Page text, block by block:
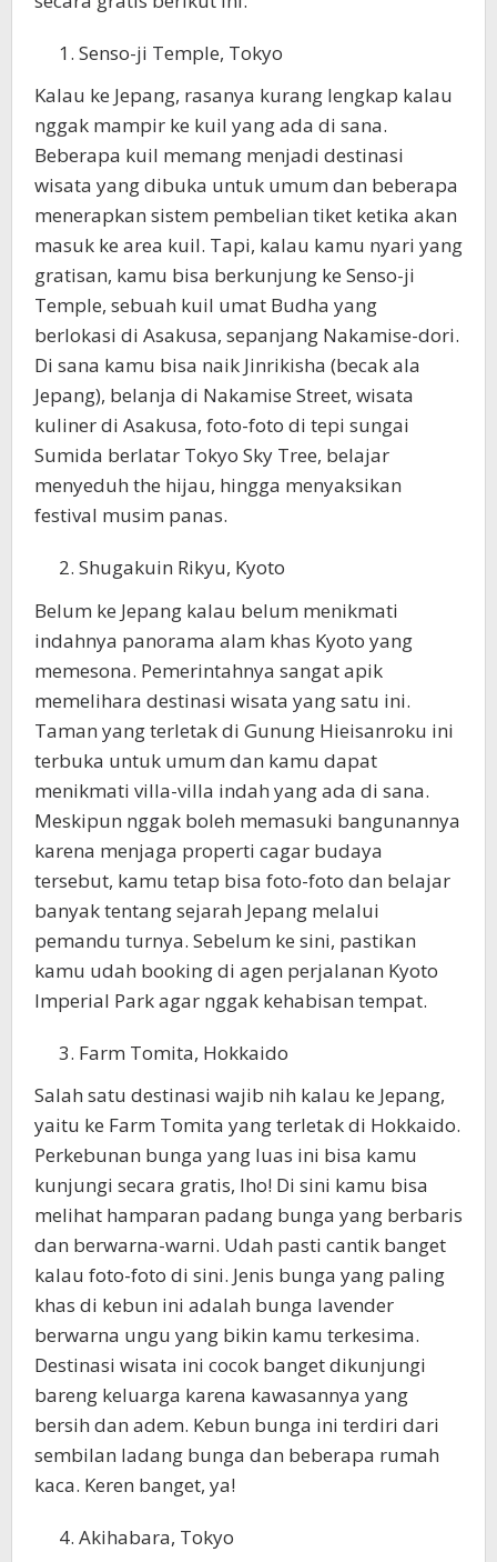
Senso-ji Temple, Tokyo
Kalau ke Jepang, rasanya kurang lengkap kalau
nggak mampir ke kuil yang ada di sana.
Beberapa kuil memang menjadi destinasi
wisata yang dibuka untuk umum dan beberapa
menerapkan sistem pembelian tiket ketika akan
masuk ke area kuil. Tapi, kalau kamu nyari yang
gratisan, kamu bisa berkunjung ke Senso-ji
Temple, sebuah kuil umat Budha yang
berlokasi di Asakusa, sepanjang Nakamise-dori.
Di sana kamu bisa naik Jinrikisha (becak ala
Jepang), belanja di Nakamise Street, wisata
kuliner di Asakusa, foto-foto di tepi sungai
Sumida berlatar Tokyo Sky Tree, belajar
menyeduh the hijau, hingga menyaksikan
festival musim panas.
Shugakuin Rikyu, Kyoto
Belum ke Jepang kalau belum menikmati
indahnya panorama alam khas Kyoto yang
memesona. Pemerintahnya sangat apik
memelihara destinasi wisata yang satu ini.
Taman yang terletak di Gunung Hieisanroku ini
terbuka untuk umum dan kamu dapat
menikmati villa-villa indah yang ada di sana.
Meskipun nggak boleh memasuki bangunannya
karena menjaga properti cagar budaya
tersebut, kamu tetap bisa foto-foto dan belajar
banyak tentang sejarah Jepang melalui
pemandu turnya. Sebelum ke sini, pastikan
kamu udah booking di agen perjalanan Kyoto
Imperial Park agar nggak kehabisan tempat.
Farm Tomita, Hokkaido
Salah satu destinasi wajib nih kalau ke Jepang,
yaitu ke Farm Tomita yang terletak di Hokkaido.
Perkebunan bunga yang luas ini bisa kamu
kunjungi secara gratis, lho! Di sini kamu bisa
melihat hamparan padang bunga yang berbaris
dan berwarna-warni. Udah pasti cantik banget
kalau foto-foto di sini. Jenis bunga yang paling
khas di kebun ini adalah bunga lavender
berwarna ungu yang bikin kamu terkesima.
Destinasi wisata ini cocok banget dikunjungi
bareng keluarga karena kawasannya yang
bersih dan adem. Kebun bunga ini terdiri dari
sembilan ladang bunga dan beberapa rumah
kaca. Keren banget, ya!
Akihabara, Tokyo